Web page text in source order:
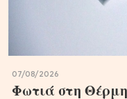
07/08/2026
Φωτιά στη